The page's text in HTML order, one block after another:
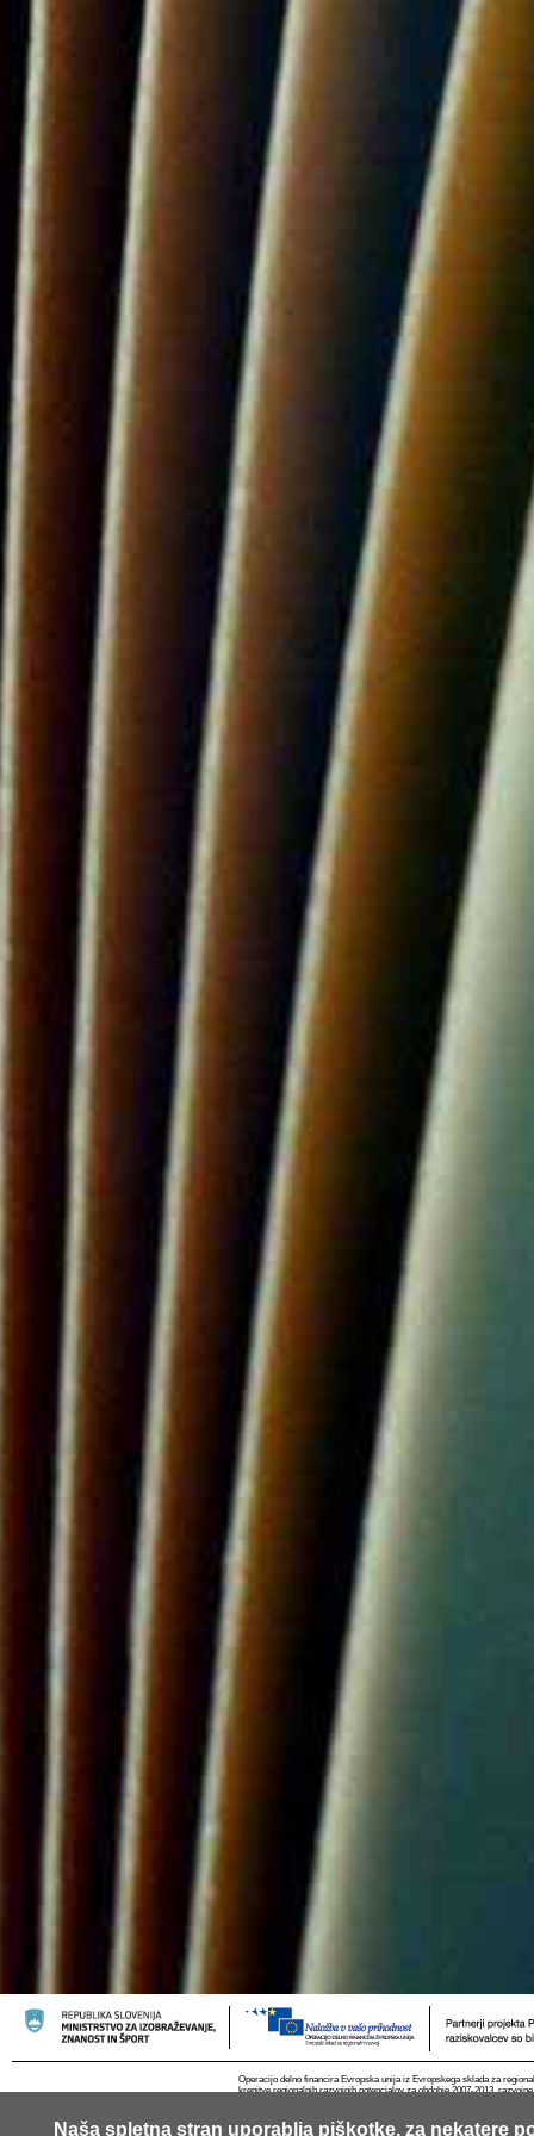
Naša spletna stran uporablja piškotke, za nekatere
Operacijo delno financira Evropska unija iz Evropskega sklada za
krepitve regionalnih razvojnih potencialov za obdobje 2007-2013,